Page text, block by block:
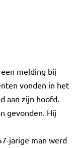
melding bij
vonden in het
aan zijn hoofd.
gevonden. Hij
jarige man werd